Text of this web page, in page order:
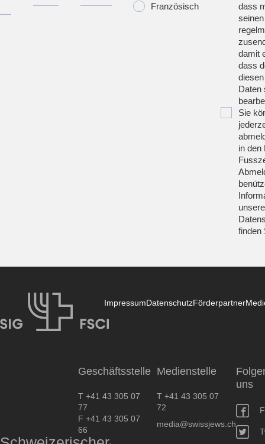
Französisch
dass
damit
dass
Daten
Sie
in den
finden
ImpressumDatenschutzFörderpartner
Geschäftsstelle
T +41 43 305 07
77
F +41 43 305 07
66
Medienstelle
T +41 43 305 07
72
media@swissjews.ch
uns